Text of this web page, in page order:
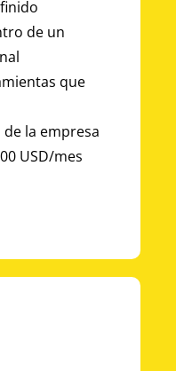
de un
que
la empresa
USD/mes